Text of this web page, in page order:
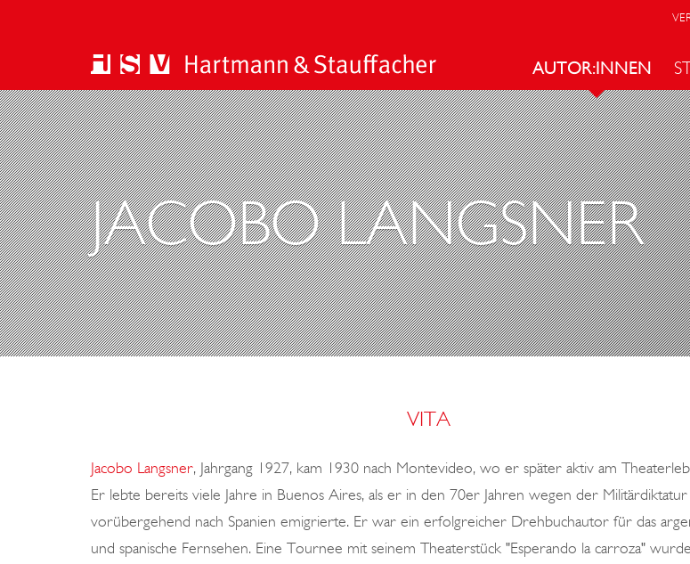
AUTOR:INNEN
JACOBO LANGSNER
VITA
Jacobo Langsner, Jahrgang 1927, kam 1930 nach Montevideo, wo er später aktiv am
Er lebte bereits viele Jahre in Buenos Aires, als er in den 70er Jahren wegen der Militärdiktatur
vorübergehend nach Spanien emigrierte. Er war ein erfolgreicher Drehbuchautor für das
und spanische Fernsehen. Eine Tournee mit seinem Theaterstück "Esperando la carroza"